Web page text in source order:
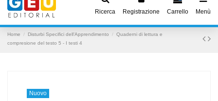
Ricerca Registrazione Carrello Menù
Home Disturbi Specifici dell’Apprendimento
Quaderni di lettura e
compresione del testo 5 - I testi 4
Nuovo